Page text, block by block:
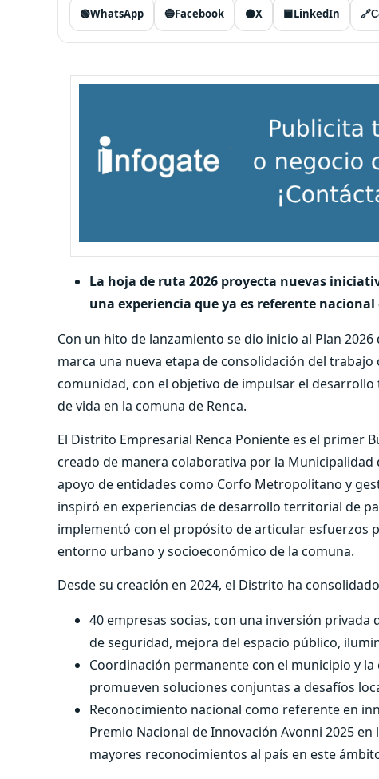
🟢WhatsApp 🔵Facebook ⚫X 🟦LinkedIn 🔗
La hoja de ruta 2026 proyecta nuevas
una experiencia que ya es referente
Con un hito de lanzamiento se dio inicio al Plan
marca una nueva etapa de consolidación del
comunidad, con el objetivo de impulsar el
de vida en la comuna de Renca.
El Distrito Empresarial Renca Poniente es el primer
creado de manera colaborativa por la Municipalidad
apoyo de entidades como Corfo Metropolitano y
inspiró en experiencias de desarrollo territorial de
implementó con el propósito de articular esfuerzos
entorno urbano y socioeconómico de la comuna.
Desde su creación en 2024, el Distrito ha
40 empresas socias, con una inversión
de seguridad, mejora del espacio público,
Coordinación permanente con el municipio y
promueven soluciones conjuntas a desafíos
Reconocimiento nacional como referente en
Premio Nacional de Innovación Avonni 2025 en
mayores reconocimientos al país en este